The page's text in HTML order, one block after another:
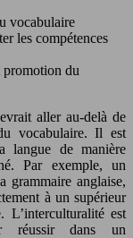
vocabulaire
les compétences
promotion du
aller au-delà de
vocabulaire. Il est
langue de manière
Par exemple, un
grammaire anglaise,
à un supérieur
L’interculturalité est
réussir dans un